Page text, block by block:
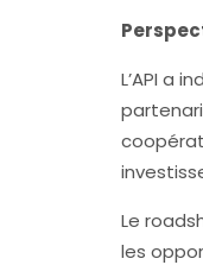
L’API a
Le
les